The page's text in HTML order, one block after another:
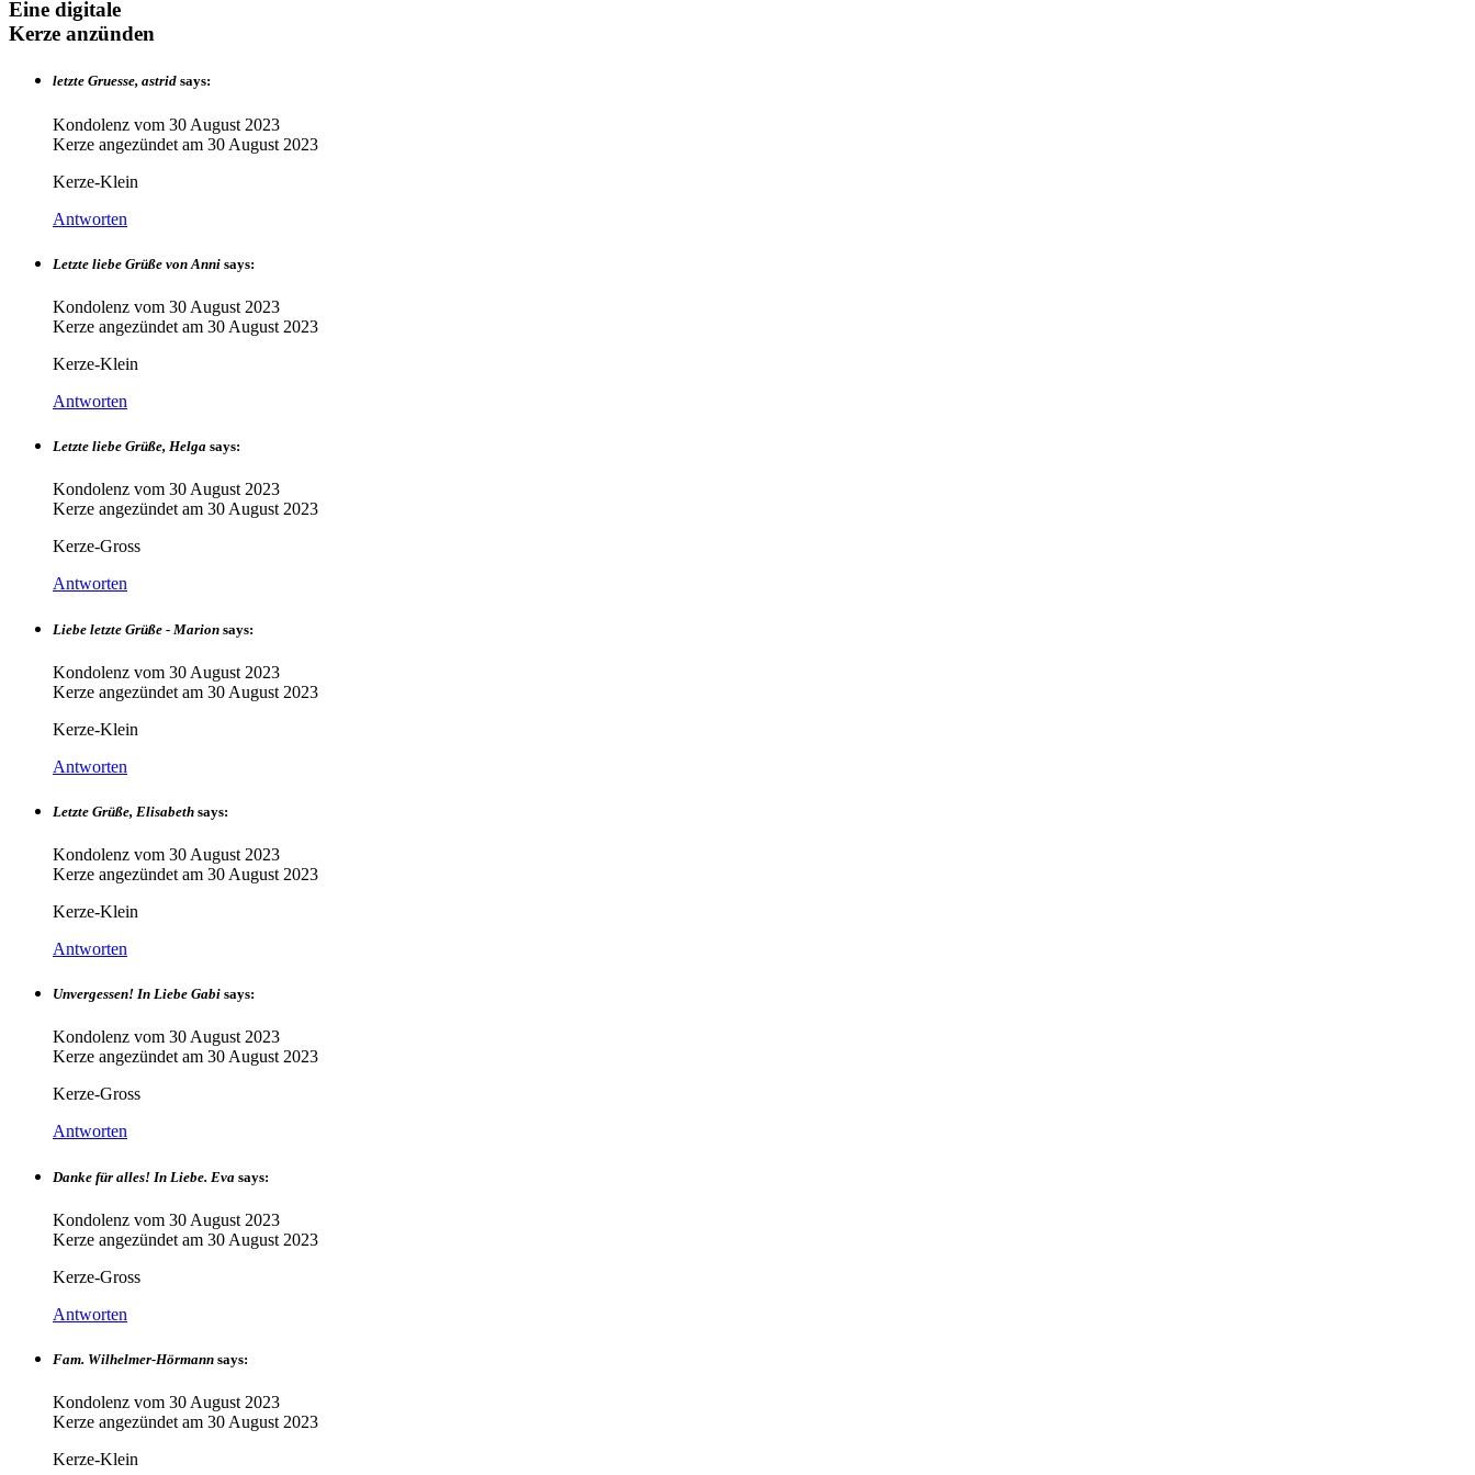
Eine digitale
Kerze anzünden
letzte Gruesse, astrid says:
Kondolenz vom 30 August 2023
Kerze angezündet am 30 August 2023
Kerze-Klein
Antworten
Letzte liebe Grüße von Anni says:
Kondolenz vom 30 August 2023
Kerze angezündet am 30 August 2023
Kerze-Klein
Antworten
Letzte liebe Grüße, Helga says:
Kondolenz vom 30 August 2023
Kerze angezündet am 30 August 2023
Kerze-Gross
Antworten
Liebe letzte Grüße - Marion says:
Kondolenz vom 30 August 2023
Kerze angezündet am 30 August 2023
Kerze-Klein
Antworten
Letzte Grüße, Elisabeth says:
Kondolenz vom 30 August 2023
Kerze angezündet am 30 August 2023
Kerze-Klein
Antworten
Unvergessen! In Liebe Gabi says:
Kondolenz vom 30 August 2023
Kerze angezündet am 30 August 2023
Kerze-Gross
Antworten
Danke für alles! In Liebe. Eva says:
Kondolenz vom 30 August 2023
Kerze angezündet am 30 August 2023
Kerze-Gross
Antworten
Fam. Wilhelmer-Hörmann says:
Kondolenz vom 30 August 2023
Kerze angezündet am 30 August 2023
Kerze-Klein